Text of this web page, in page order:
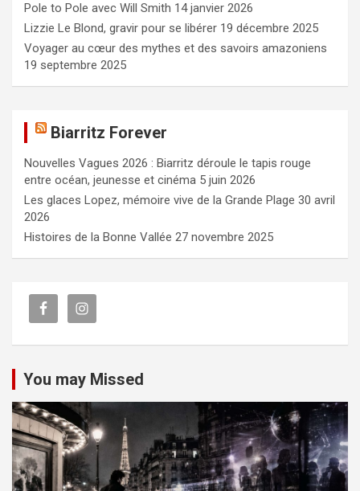
h
e
r
Pole to Pole avec Will Smith 14 janvier 2026
Lizzie Le Blond, gravir pour se libérer 19 décembre 2025
Voyager au cœur des mythes et des savoirs amazoniens
19 septembre 2025
Biarritz Forever
Nouvelles Vagues 2026 : Biarritz déroule le tapis rouge
entre océan, jeunesse et cinéma 5 juin 2026
Les glaces Lopez, mémoire vive de la Grande Plage 30 avril
2026
Histoires de la Bonne Vallée 27 novembre 2025
You may Missed